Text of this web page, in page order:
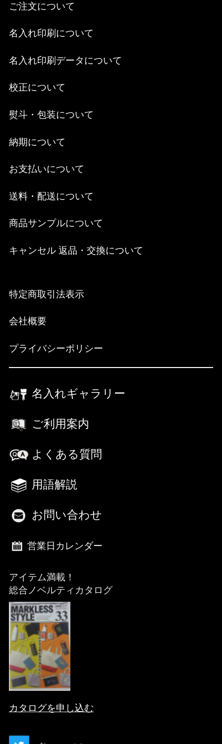
ご注文について
名入れ印刷について
名入れ印刷データについて
校正について
熨斗・包装について
納期について
お支払いについて
送料・配送について
商品サンプルについて
キャンセル 返品・交換について
特定商取引法表示
会社概要
プライバシーポリシー
名入れギャラリー
ご利用案内
よくある質問
用語解説
お問い合わせ
営業日カレンダー
アイテム満載！
総合ノベルティカタログ
カタログを申し込む